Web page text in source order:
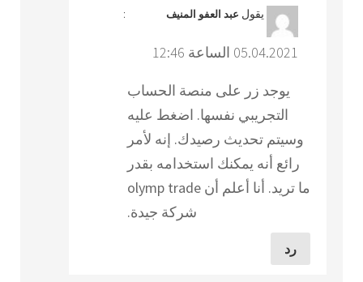
يقول عبد العفو المنيف :
05.04.2021 الساعة 12:46
يوجد زر على منصة الحساب
التجريبي نفسها. اضغط عليه
وسيتم تحديث رصيدك. إنه لأمر
رائع أنه يمكنك استخدامه بقدر
ما تريد. أنا أعلم أن olymp trade
شركة جيدة.
رد